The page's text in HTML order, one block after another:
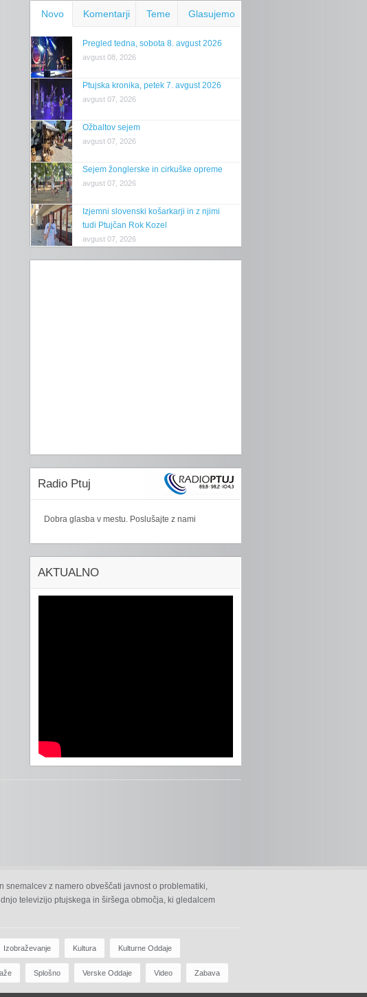
Novo Komentarji Teme Glasujemo
Pregled tedna, sobota 8. avgust 2026
avgust 08, 2026
Ptujska kronika, petek 7. avgust 2026
avgust 07, 2026
Ožbaltov sejem
avgust 07, 2026
Sejem žonglerske in cirkuške opreme
avgust 07, 2026
Izjemni slovenski košarkarji in z njimi
tudi Ptujčan Rok Kozel
avgust 07, 2026
Radio Ptuj
Dobra glasba v mestu. Poslušajte z nami
AKTUALNO
z namero obveščati javnost o problematiki,
televizijo ptujskega in širšega območja, ki gledalcem
Izobraževanje Kultura Kulturne Oddaje
Splošno Verske Oddaje Video Zabava